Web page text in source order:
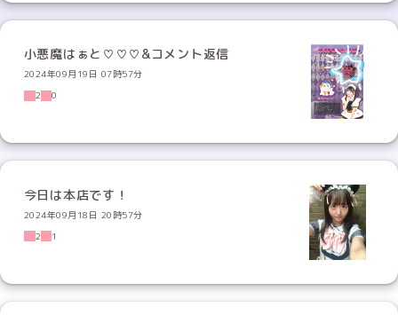
小悪魔はぁと♡♡♡&コメント返信
2024年09月19日 07時57分
2
0
今日は本店です！
2024年09月18日 20時57分
2
1